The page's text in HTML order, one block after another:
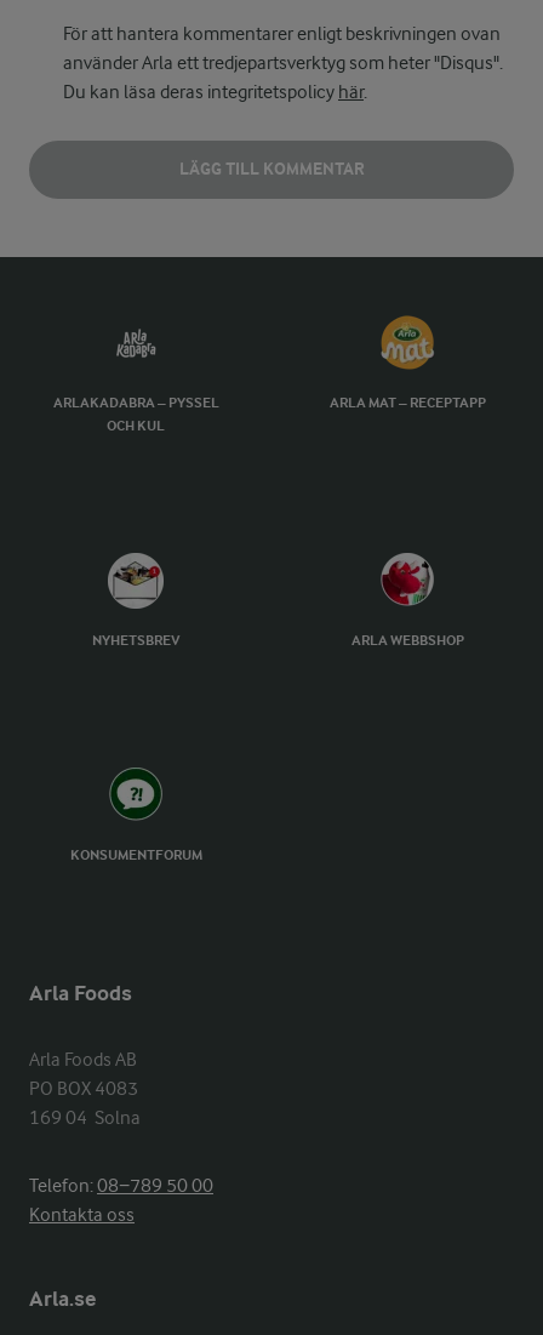
För att hantera kommentarer enligt beskrivningen ovan
använder Arla ett tredjepartsverktyg som heter "Disqus".
Du kan läsa deras integritetspolicy här.
LÄGG TILL KOMMENTAR
ARLAKADABRA – PYSSEL
OCH KUL
ARLA MAT – RECEPTAPP
NYHETSBREV ARLA WEBBSHOP
KONSUMENTFORUM
Arla Foods
Arla Foods AB
PO BOX 4083
169 04  Solna
Telefon:08−789 50 00
Kontakta oss
Arla.se